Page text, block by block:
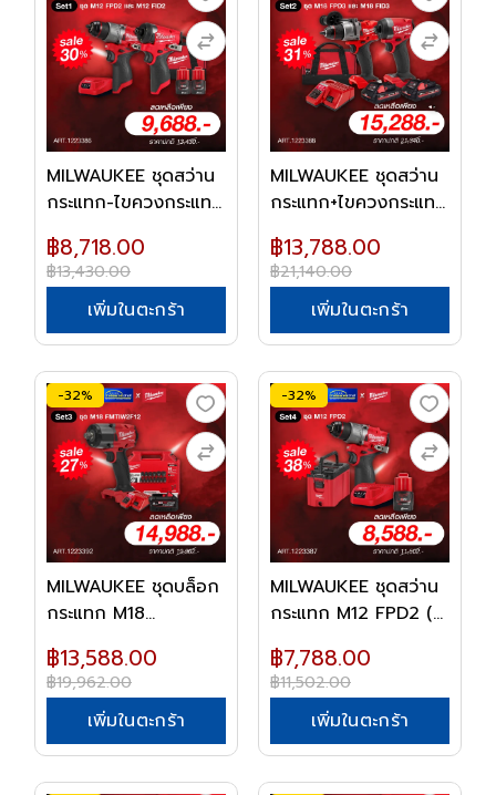
MILWAUKEE ชุดสว่าน
กระแทก-ไขควงกระแท...
฿8,718.00
฿13,430.00
เพิ่มในตะกร้า
MILWAUKEE ชุดสว่าน
กระแทก+ไขควงกระแท...
฿13,788.00
฿21,140.00
เพิ่มในตะกร้า
-32%
MILWAUKEE ชุดบล็อก
กระแทก M18
฿13,588.00
฿19,962.00
เพิ่มในตะกร้า
-32%
MILWAUKEE ชุดสว่าน
กระแทก M12 FPD2 (...
฿7,788.00
฿11,502.00
เพิ่มในตะกร้า